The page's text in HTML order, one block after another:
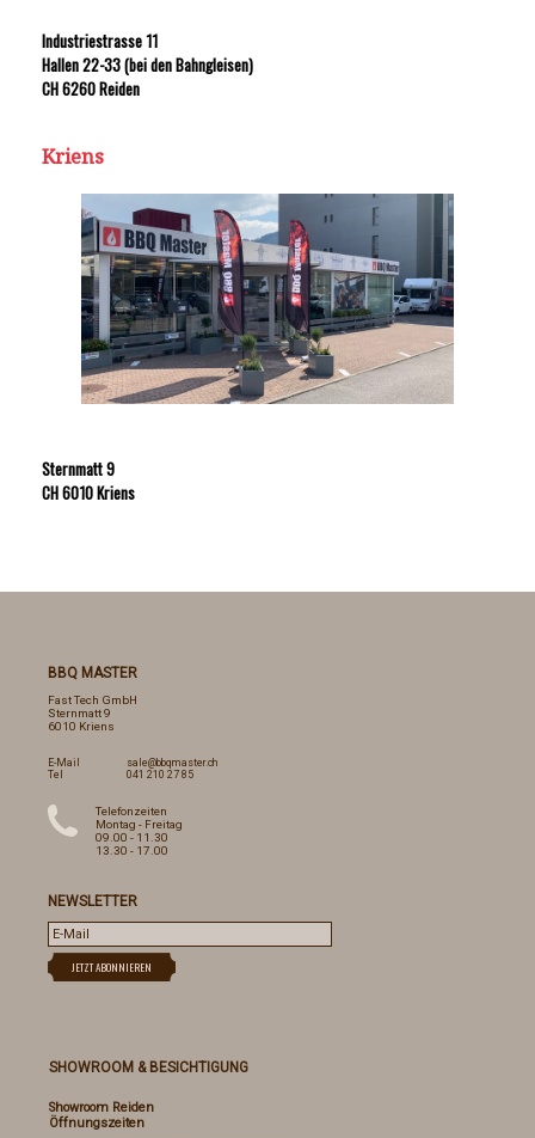
Industriestrasse 11
Hallen 22-33 (bei den Bahngleisen)
CH 6260 Reiden
Kriens
Sternmatt 9
CH 6010 Kriens
BBQ MASTER
Fast Tech GmbH
Sternmatt 9
6010 Kriens
E-Mail
sale@bbqmaster.ch
Tel
041 210 27 85
Telefonzeiten
Montag - Freitag
09.00 - 11.30
13.30 - 17.00
NEWSLETTER
SHOWROOM & BESICHTIGUNG
Showroom Reiden
Öffnungszeiten